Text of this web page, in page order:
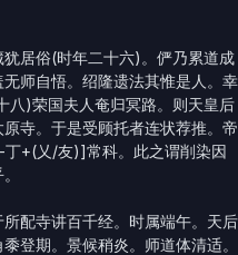
居俗(时年二十六)。俨乃累道成
师自悟。绍隆遗法其惟是人。幸
八)荣国夫人奄归冥路。则天皇后
寺。于是受顾托者连状荐推。帝
+(乂/友)]常科。此之谓削染因
配寺讲百千经。时属端午。天后
登期。景候稍炎。师道体清适。